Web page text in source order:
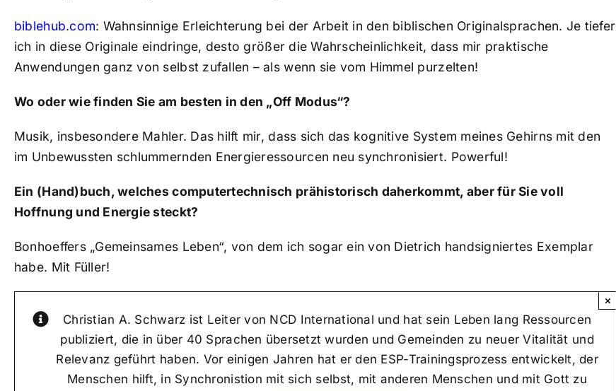
biblehub.com: Wahnsinnige Erleichterung bei der Arbeit in den biblischen Originalsprachen. Je tiefer
ich in diese Originale eindringe, desto größer die Wahrscheinlichkeit, dass mir praktische
Anwendungen ganz von selbst zufallen – als wenn sie vom Himmel purzelten!
Wo oder wie finden Sie am besten in den „Off Modus“?
Musik, insbesondere Mahler. Das hilft mir, dass sich das kognitive System meines Gehirns mit den
im Unbewussten schlummernden Energieressourcen neu synchronisiert. Powerful!
Ein (Hand)buch, welches computertechnisch prähistorisch daherkommt, aber für Sie voll
Hoffnung und Energie steckt?
Bonhoeffers „Gemeinsames Leben“, von dem ich sogar ein von Dietrich handsigniertes Exemplar
habe. Mit Füller!
Christian A. Schwarz ist Leiter von NCD International und hat sein Leben lang Ressourcen
publiziert, die in über 40 Sprachen übersetzt wurden und Gemeinden zu neuer Vitalität und
Relevanz geführt haben. Vor einigen Jahren hat er den ESP-Trainingsprozess entwickelt, der
Menschen hilft, in Synchronistion mit sich selbst, mit anderen Menschen und mit Gott zu
×